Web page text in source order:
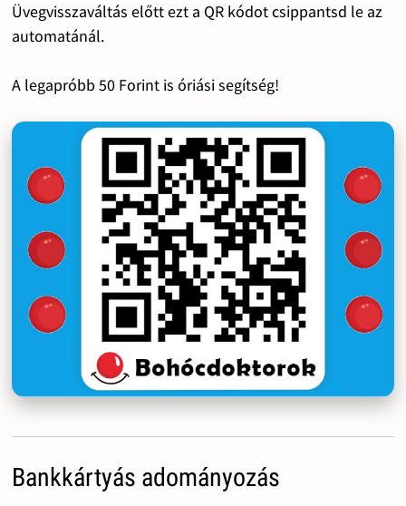
Üvegvisszaváltás előtt ezt a QR kódot csippantsd le az
automatánál.
A legapróbb 50 Forint is óriási segítség!
Bankkártyás adományozás